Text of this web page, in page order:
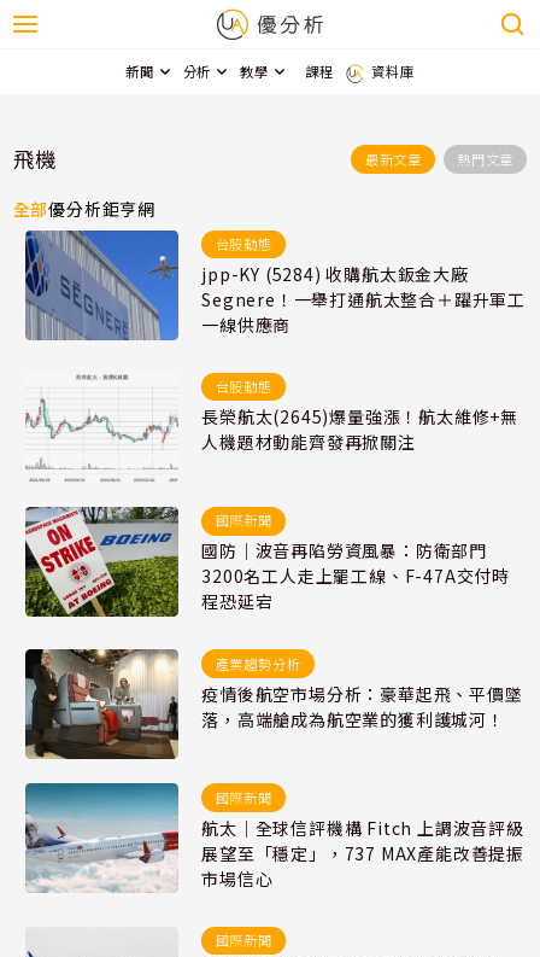
新聞 分析 教學 課程 資料庫
飛機 最新文章 熱門文章
全部優分析鉅亨網
台股動態
jpp-KY (5284) 收購航太鈑金大廠
Segnere！一舉打通航太整合＋躍升軍工
一線供應商
台股動態
長榮航太(2645)爆量強漲！航太維修+無
人機題材動能齊發再掀關注
國際新聞
國防｜波音再陷勞資風暴：防衛部門
3200名工人走上罷工線、F-47A交付時
程恐延宕
產業趨勢分析
疫情後航空市場分析：豪華起飛、平價墜
落，高端艙成為航空業的獲利護城河！
國際新聞
航太｜全球信評機構 Fitch 上調波音評級
展望至「穩定」，737 MAX產能改善提振
市場信心
國際新聞